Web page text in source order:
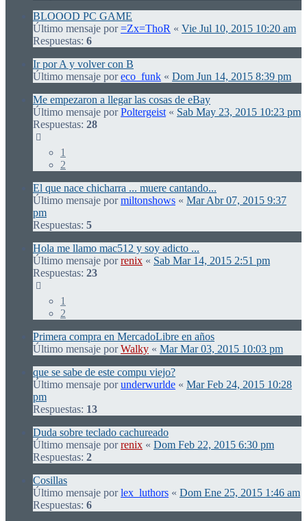
BLOOOD PC GAME
Último mensaje por=Zx=ThoR « Vie Jul 10, 2015 10:20 am
Respuestas: 6
Ir por A y volver con B
Último mensaje poreco_funk « Dom Jun 14, 2015 8:39 pm
Me empezaron a llegar las cosas de eBay
Último mensaje porPoltergeist « Sab May 23, 2015 10:23 pm
Respuestas: 28
1
2
El que nace chicharra ... muere cantando...
Último mensaje pormiltonshows « Mar Abr 07, 2015 9:37
pm
Respuestas: 5
Hola me llamo mac512 y soy adicto ...
Último mensaje porrenix « Sab Mar 14, 2015 2:51 pm
Respuestas: 23
1
2
Primera compra en MercadoLibre en años
Último mensaje porWalky « Mar Mar 03, 2015 10:03 pm
que se sabe de este compu viejo?
Último mensaje porunderwurlde « Mar Feb 24, 2015 10:28
pm
Respuestas: 13
Duda sobre teclado cachureado
Último mensaje porrenix « Dom Feb 22, 2015 6:30 pm
Respuestas: 2
Cosillas
Último mensaje porlex_luthors « Dom Ene 25, 2015 1:46 am
Respuestas: 6